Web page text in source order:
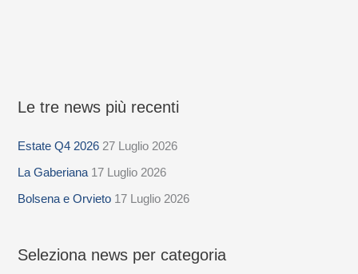
Le tre news più recenti
Estate Q4 2026 27 Luglio 2026
La Gaberiana 17 Luglio 2026
Bolsena e Orvieto 17 Luglio 2026
Seleziona news per categoria
S
l
e
z